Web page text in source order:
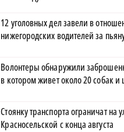
12 уголовных дел завели в
нижегородских водителей за
Волонтеры обнаружили
в котором живет около 20 собак
Стоянку транспорта ограничат на
Красносельской с конца августа